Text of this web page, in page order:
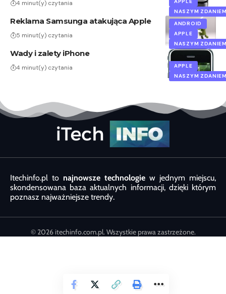
APPLE
NASZYM
4 minut(y) czytania
ANDROID
APPLE
NASZYM
Reklama Samsunga atakująca Apple
5 minut(y) czytania
APPLE
NASZYM
Wady i zalety iPhone
4 minut(y) czytania
Itechinfo.pl to najnowsze technologie w jednym miejscu,
skondensowana baza aktualnych informacji, dzięki którym
poznasz najważniejsze trendy.
© 2026 itechinfo.com.pl. Wszystkie prawa zastrzeżone.